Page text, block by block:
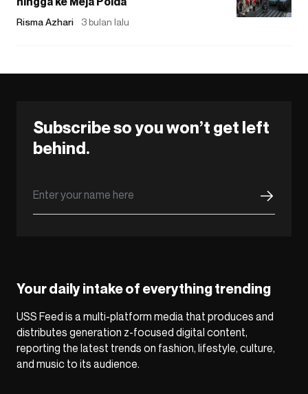
Risma Azhari 3 bulan lalu
Subscribe so you won’t get left
behind.
Your daily intake of everything trending
USS Feed is a multi-platform media that produces and
distributes generation z-focused digital content,
reporting the latest trends on fashion, lifestyle, culture,
and music to its audience.